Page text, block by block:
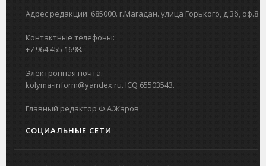
Адрес редакции: 685000. г.Магадан. улица Горького, д.3б, оф.8
Контактные телефоны:
+7 964 455 1698.
Электронная почта:
kolyma-inform@yandex.ru. ICQ 65503543.
Главный редактор Ф.А.Жаров
СОЦИАЛЬНЫЕ СЕТИ